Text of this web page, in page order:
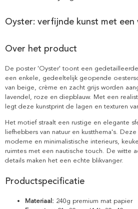
Oyster: verfijnde kunst met een
Over het product
De poster 'Oyster' toont een gedetailleerde
een enkele, gedeeltelijk geopende
van beige, crème en zacht grijs worden
lavendel, roze en diepblauw. Met een
legt deze kunstprint de lagen en texturen
Het motief straalt een rustige en elegante
liefhebbers van natuur en kustthema's.
moderne en minimalistische interieurs,
ruimtes met een nautische touch. De witte
details maken het een echte blikvanger.
Productspecificatie
Materiaal: 240g premium mat papier